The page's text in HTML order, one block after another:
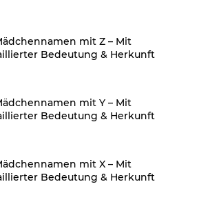
mit Z – Mit
Bedeutung & Herkunft
mit Y – Mit
Bedeutung & Herkunft
mit X – Mit
Bedeutung & Herkunft